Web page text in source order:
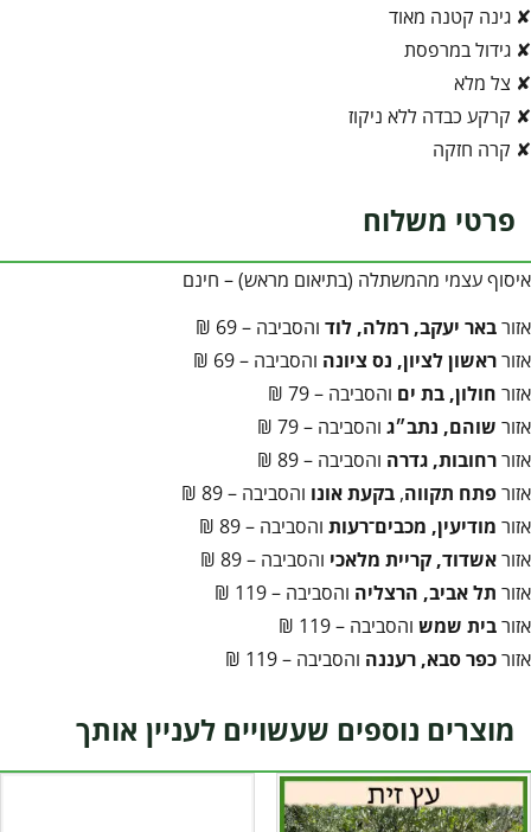
✘ גינה קטנה מאוד
✘ גידול במרפסת
✘ צל מלא
✘ קרקע כבדה ללא ניקוז
✘ קרה חזקה
פרטי משלוח
איסוף עצמי מהמשתלה (בתיאום מראש) – חינם
אזורבאר יעקב, רמלה, לוד והסביבה – 69 ₪
אזורראשון לציון, נס ציונה והסביבה – 69 ₪
אזור חולון, בת ים והסביבה – 79 ₪
אזור שוהם, נתב״ג והסביבה – 79 ₪
אזוררחובות, גדרה והסביבה – 89 ₪
אזורפתח תקווה, בקעת אונו והסביבה – 89 ₪
אזור מודיעין, מכבים־רעות והסביבה – 89 ₪
אזוראשדוד, קריית מלאכי והסביבה – 89 ₪
אזור תל אביב, הרצליה והסביבה – 119 ₪
אזורבית שמש והסביבה – 119 ₪
אזורכפר סבא, רעננה והסביבה – 119 ₪
מוצרים נוספים שעשויים לעניין אותך